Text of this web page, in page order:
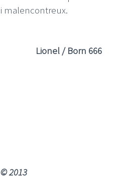
malencontreux.
Lionel / Born 666
2013